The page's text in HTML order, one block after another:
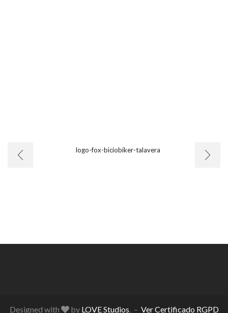
Designed with by LOVE Studios. – Ver Certificado RGPD